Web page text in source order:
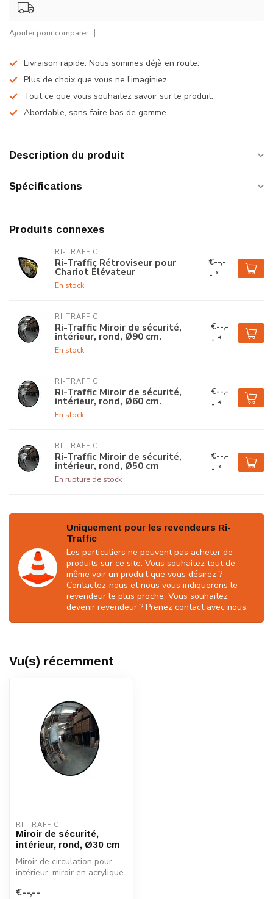
Ajouter pour comparer
Livraison rapide. Nous sommes déjà en route.
Plus de choix que vous ne l'imaginiez.
Tout ce que vous souhaitez savoir sur le produit.
Abordable, sans faire bas de gamme.
Description du produit
Spécifications
Produits connexes
RI-TRAFFIC
Ri-Traffic Rétroviseur pour
Chariot Élévateur
En stock
€--,-
- *
RI-TRAFFIC
Ri-Traffic Miroir de sécurité,
intérieur, rond, Ø90 cm.
En stock
€--,-
- *
RI-TRAFFIC
Ri-Traffic Miroir de sécurité,
intérieur, rond, Ø60 cm.
En stock
€--,-
- *
RI-TRAFFIC
Ri-Traffic Miroir de sécurité,
intérieur, rond, Ø50 cm
En rupture de stock
€--,-
- *
Uniquement pour les revendeurs Ri-
Traffic
Les particuliers ne peuvent pas acheter de
produits sur ce site. Vous souhaitez tout de
même voir un produit que vous désirez ?
Contactez-nous et nous vous indiquerons le
revendeur le plus proche. Vous souhaitez
devenir revendeur ? Prenez contact avec nous.
Vu(s) récemment
RI-TRAFFIC
Miroir de sécurité,
intérieur, rond, Ø30 cm
Miroir de circulation pour
intérieur, miroir en acrylique
€--,--